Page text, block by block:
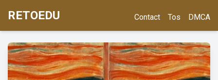
RETOEDU Contact Tos DMCA